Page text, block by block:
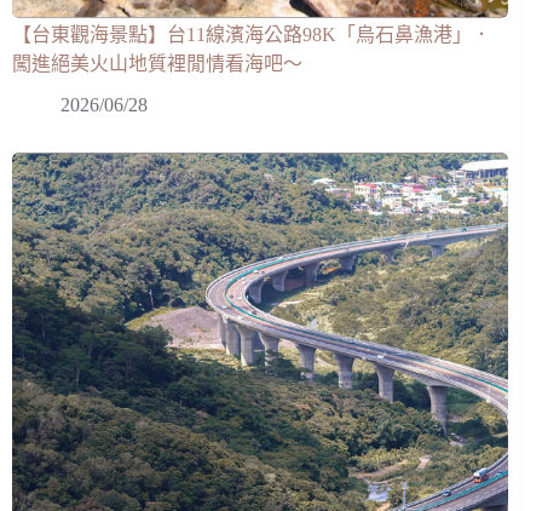
【台東觀海景點】台11線濱海公路98K「烏石鼻漁港」．
闖進絕美火山地質裡閒情看海吧～
2026/06/28